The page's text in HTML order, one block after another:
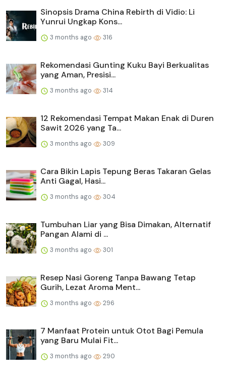
Sinopsis Drama China Rebirth di Vidio: Li
Yunrui Ungkap Kons...
3 months ago 316
Rekomendasi Gunting Kuku Bayi Berkualitas
yang Aman, Presisi...
3 months ago 314
12 Rekomendasi Tempat Makan Enak di Duren
Sawit 2026 yang Ta...
3 months ago 309
Cara Bikin Lapis Tepung Beras Takaran Gelas
Anti Gagal, Hasi...
3 months ago 304
Tumbuhan Liar yang Bisa Dimakan, Alternatif
Pangan Alami di ...
3 months ago 301
Resep Nasi Goreng Tanpa Bawang Tetap
Gurih, Lezat Aroma Ment...
3 months ago 296
7 Manfaat Protein untuk Otot Bagi Pemula
yang Baru Mulai Fit...
3 months ago 290